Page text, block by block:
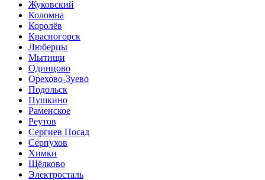
Жуковский
Коломна
Королёв
Красногорск
Люберцы
Мытищи
Одинцово
Орехово-Зуево
Подольск
Пушкино
Раменское
Реутов
Сергиев Посад
Серпухов
Химки
Щёлково
Электросталь